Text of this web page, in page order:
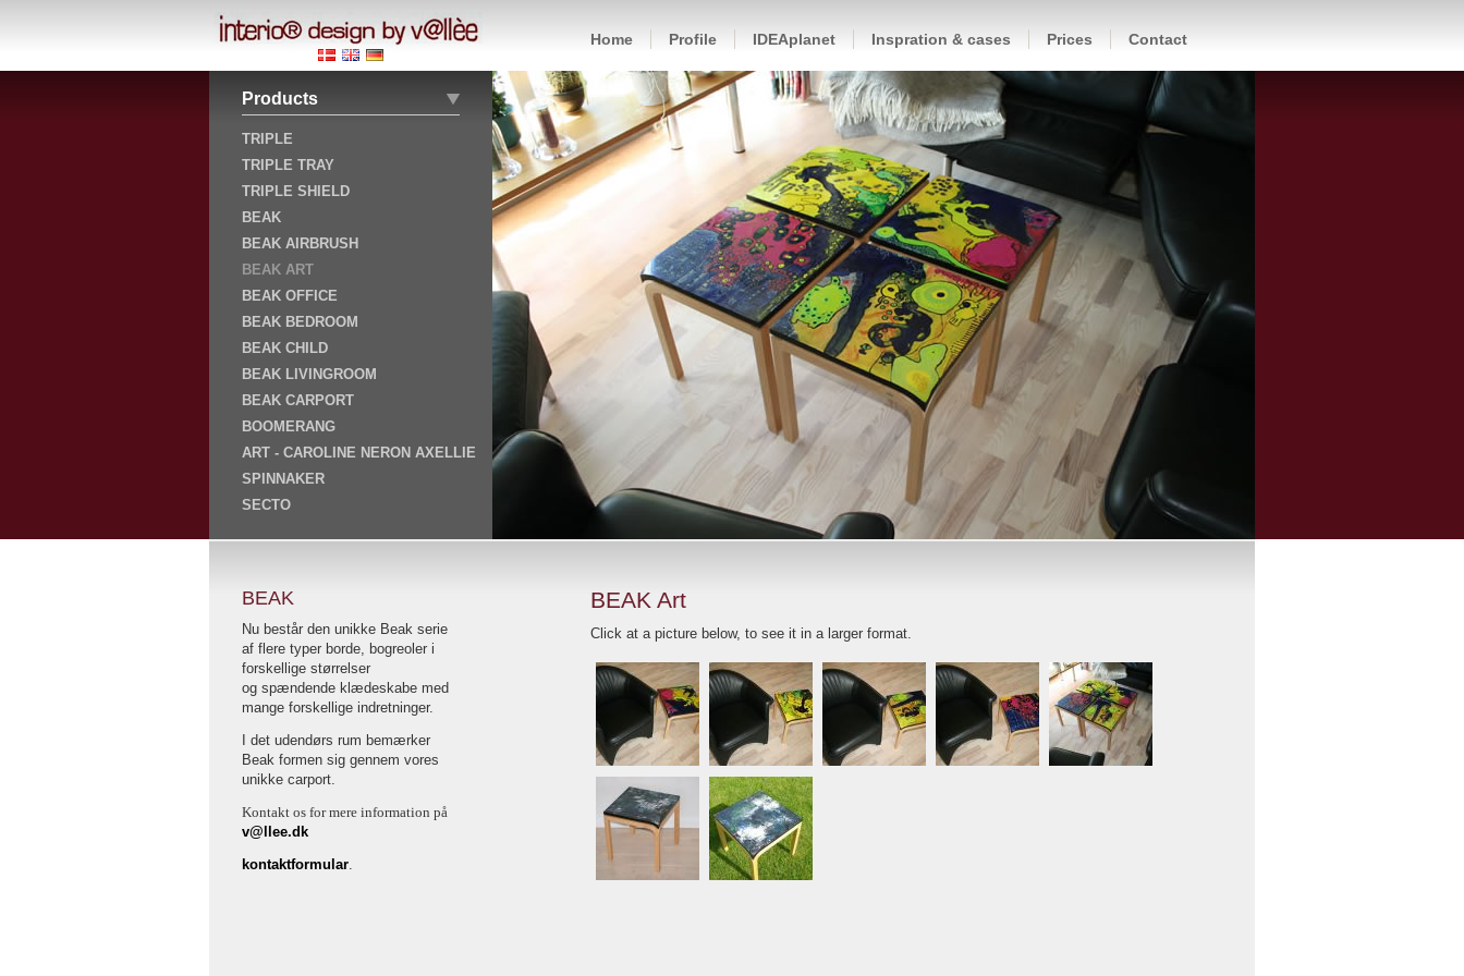
Home Profile IDEAplanet Inspration & cases Prices Contact
Products
TRIPLE
TRIPLE TRAY
TRIPLE SHIELD
BEAK
BEAK AIRBRUSH
BEAK ART
BEAK OFFICE
BEAK BEDROOM
BEAK CHILD
BEAK LIVINGROOM
BEAK CARPORT
BOOMERANG
ART - CAROLINE NERON AXELLIE
SPINNAKER
SECTO
BEAK
Nu består den unikke Beak serie
af flere typer borde, bogreoler i
forskellige størrelser
og spændende klædeskabe med
mange forskellige indretninger.
I det udendørs rum bemærker
Beak formen sig gennem vores
unikke carport.
Kontakt os for mere information på
v@llee.dk
kontaktformular.
BEAK Art
Click at a picture below, to see it in a larger format.